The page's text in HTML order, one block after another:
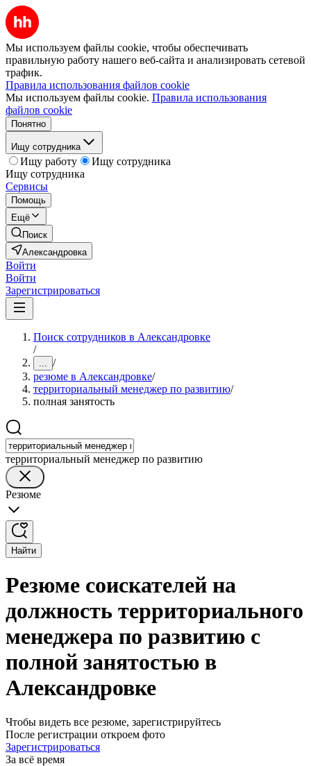
Мы используем файлы cookie, чтобы обеспечивать
правильную работу нашего веб-сайта и анализировать сетевой
трафик.
Правила использования файлов cookie
Мы используем файлы cookie. Правила использования
файлов cookie
Понятно
Ищу сотрудника
Ищу работу
Ищу сотрудника
Ищу сотрудника
Сервисы
Помощь
Ещё
Поиск
Александровка
Войти
Войти
Зарегистрироваться
Поиск сотрудников в Александровке
/
... /
резюме в Александровке/
территориальный менеджер по развитию/
полная занятость
территориальный менеджер по развитию
Резюме
Найти
Резюме соискателей на
должность территориального
менеджера по развитию с
полной занятостью в
Александровке
Чтобы видеть все резюме, зарегистрируйтесь
После регистрации откроем фото
Зарегистрироваться
За всё время